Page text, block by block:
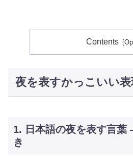
Contents
夜を表すかっこいい表
1. 日本語の夜を表す言
き